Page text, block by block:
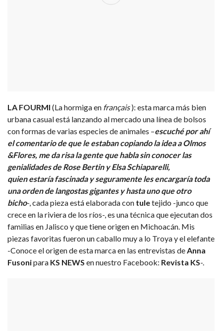
LA FOURMI (La hormiga en français): esta marca más bien
urbana casual está lanzando al mercado una línea de bolsos
con formas de varias especies de animales –escuché por ahí
el comentario de que le estaban copiando la idea a Olmos
&Flores, me da risa la gente que habla sin conocer las
genialidades de Rose Bertin y Elsa Schiaparelli,
quien estaría fascinada y seguramente les encargaría toda
una orden de langostas gigantes y hasta uno que otro
bicho-, cada pieza está elaborada con tuletejido -junco que
crece en la riviera de los ríos-, es una técnica que ejecutan dos
familias en Jalisco y que tiene origen en Michoacán. Mis
piezas favoritas fueron un caballo muy a lo Troya y el elefante
-Conoce el origen de esta marca en las entrevistas de Anna
Fusonipara KS NEWS en nuestro Facebook: Revista KS-.